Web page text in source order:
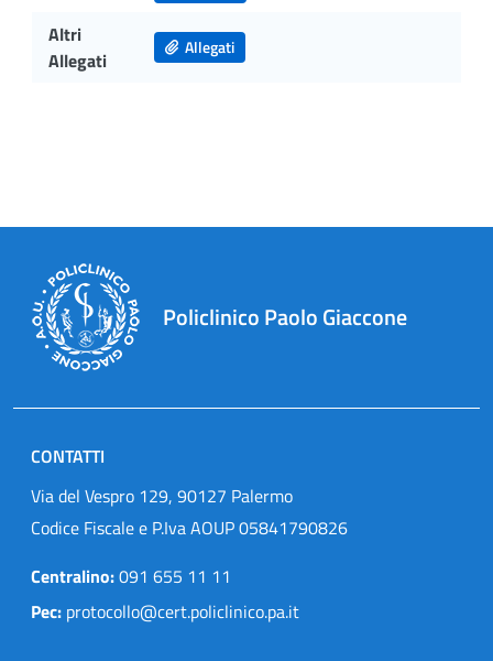
Altri
Allegati
Allegati
Policlinico Paolo Giaccone
CONTATTI
Via del Vespro 129, 90127 Palermo
Codice Fiscale e P.Iva AOUP 05841790826
Centralino:091 655 11 11
Pec: protocollo@cert.policlinico.pa.it